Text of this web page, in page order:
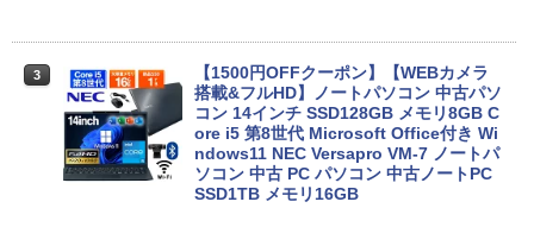
3
【1500円OFFクーポン】【WEBカメラ
搭載&フルHD】ノートパソコン 中古パソ
コン 14インチ SSD128GB メモリ8GB C
ore i5 第8世代 Microsoft Office付き Wi
ndows11 NEC Versapro VM-7 ノートパ
ソコン 中古 PC パソコン 中古ノートPC
SSD1TB メモリ16GB